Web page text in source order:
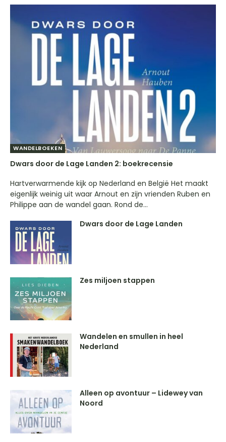
WANDELBOEKEN
Dwars door de Lage Landen 2: boekrecensie
Hartverwarmende kijk op Nederland en België Het maakt
eigenlijk weinig uit waar Arnout en zijn vrienden Ruben en
Philippe aan de wandel gaan. Rond de...
Dwars door de Lage Landen
Zes miljoen stappen
Wandelen en smullen in heel
Nederland
Alleen op avontuur – Lidewey van
Noord